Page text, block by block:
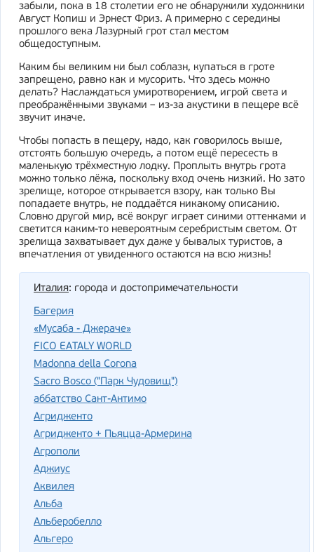
забыли, пока в 18 столетии его не обнаружили художники
Август Копиш и Эрнест Фриз. А примерно с середины
прошлого века Лазурный грот стал местом
общедоступным.
Каким бы великим ни был соблазн, купаться в гроте
запрещено, равно как и мусорить. Что здесь можно
делать? Наслаждаться умиротворением, игрой света и
преображёнными звуками – из-за акустики в пещере всё
звучит иначе.
Чтобы попасть в пещеру, надо, как говорилось выше,
отстоять большую очередь, а потом ещё пересесть в
маленькую трёхместную лодку. Проплыть внутрь грота
можно только лёжа, поскольку вход очень низкий. Но зато
зрелище, которое открывается взору, как только Вы
попадаете внутрь, не поддаётся никакому описанию.
Словно другой мир, всё вокруг играет синими оттенками и
светится каким-то невероятным серебристым светом. От
зрелища захватывает дух даже у бывалых туристов, а
впечатления от увиденного остаются на всю жизнь!
Италия: города и достопримечательности
Багерия
«Мусаба - Джераче»
FICO EATALY WORLD
Madonna della Corona
Sacro Bosco ("Парк Чудовищ")
аббатство Сант-Антимо
Агридженто
Агридженто + Пьяцца-Армерина
Агрополи
Аджиус
Аквилея
Альба
Альберобелло
Альгеро